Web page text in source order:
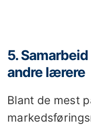
5.
andre lærere
Blant de mest